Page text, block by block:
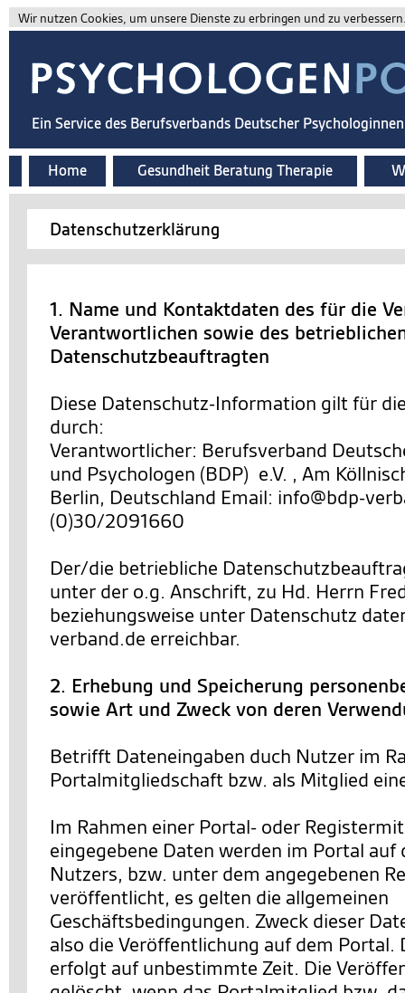
Wir nutzen Cookies, um unsere Dienste zu erbringen und zu
Ein Service des Berufsverbands Deutscher
Home Gesundheit Beratung Therapie
Datenschutzerklärung
1. Name und Kontaktdaten des für die
Verantwortlichen sowie des
Datenschutzbeauftragten
Diese Datenschutz-Information gilt für
durch:
Verantwortlicher: Berufsverband
und Psychologen (BDP) e.V. , Am
Berlin, Deutschland Email: info@bdp-
(0)30/2091660
Der/die betriebliche
unter der o.g. Anschrift, zu Hd. Herrn
beziehungsweise unter Datenschutz
verband.de erreichbar.
2. Erhebung und Speicherung
sowie Art und Zweck von deren
Betrifft Dateneingaben duch Nutzer im
Portalmitgliedschaft bzw. als Mitglied
Im Rahmen einer Portal- oder
eingegebene Daten werden im Portal auf
Nutzers, bzw. unter dem angegebenen
veröffentlicht, es gelten die allgemeinen
Geschäftsbedingungen. Zweck dieser
also die Veröffentlichung auf dem Portal.
erfolgt auf unbestimmte Zeit. Die